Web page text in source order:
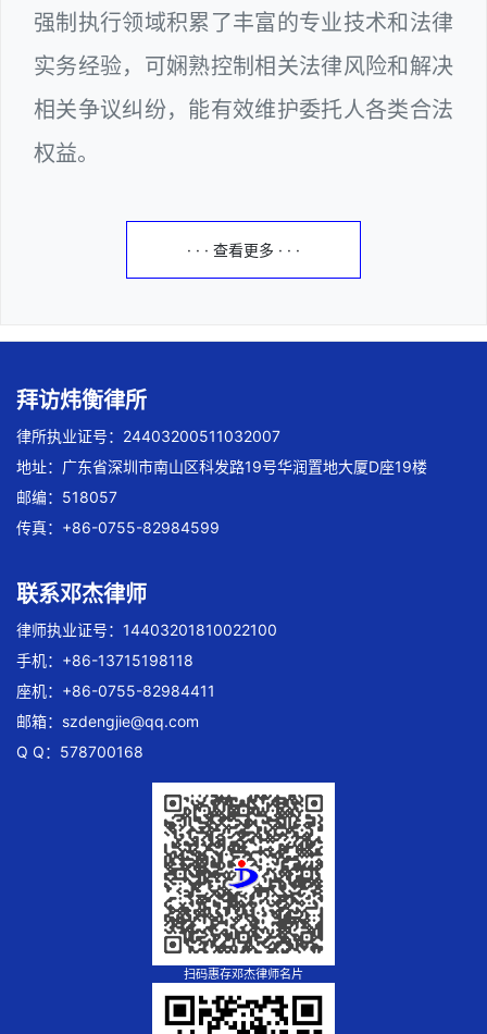
强制执行领域积累了丰富的专业技术和法律
实务经验，可娴熟控制相关法律风险和解决
相关争议纠纷，能有效维护委托人各类合法
权益。
· · · 查看更多 · · ·
拜访炜衡律所
律所执业证号：24403200511032007
地址：广东省深圳市南山区科发路19号华润置地大厦D座19楼
邮编：518057
传真：+86-0755-82984599
联系邓杰律师
律师执业证号：14403201810022100
手机：+86-13715198118
座机：+86-0755-82984411
邮箱： szdengjie@qq.com
Q Q：578700168
扫码惠存邓杰律师名片